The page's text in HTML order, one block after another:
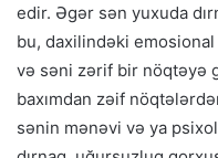
edir. Əgər sən yuxuda
bu, daxilindəki emosional
və səni zərif bir nöqtəyə
baxımdan zəif
sənin mənəvi və ya